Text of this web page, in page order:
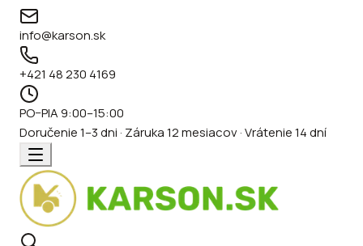
info@karson.sk
+421 48 230 4169
PO–PIA 9:00–15:00
Doručenie 1–3 dni · Záruka 12 mesiacov · Vrátenie 14 dní